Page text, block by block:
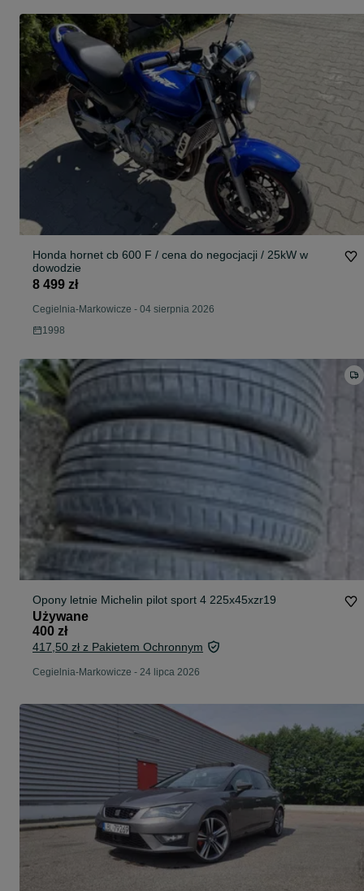
Honda hornet cb 600 F / cena do negocjacji / 25kW w
dowodzie
8 499 zł
Cegielnia-Markowicze - 04 sierpnia 2026
1998
Opony letnie Michelin pilot sport 4 225x45xzr19
Używane
400 zł
417,50 zł z Pakietem Ochronnym
Cegielnia-Markowicze - 24 lipca 2026